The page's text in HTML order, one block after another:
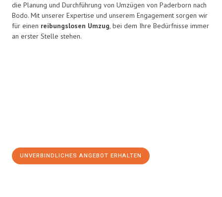
die Planung und Durchführung von Umzügen von Paderborn nach
Bodo. Mit unserer Expertise und unserem Engagement sorgen wir
für einen reibungslosen Umzug, bei dem Ihre Bedürfnisse immer
an erster Stelle stehen.
UNVERBINDLICHES ANGEBOT ERHALTEN